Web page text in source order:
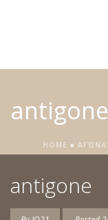
antigone
HOME »
antigone